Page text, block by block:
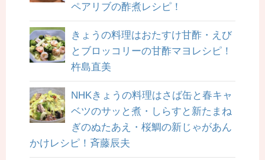
ペアリブの酢煮レシピ！
きょうの料理はおたすけ甘酢・えび
とブロッコリーの甘酢マヨレシピ！
杵島直美
NHKきょうの料理はさば缶と春キャ
ベツのサッと煮・しらすと新たまね
ぎのぬたあえ・桜鯛の新じゃがあん
かけレシピ！斉藤辰夫